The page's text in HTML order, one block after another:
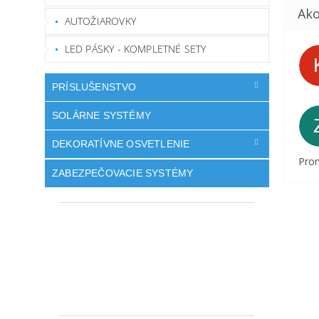
AUTOŽIAROVKY
LED PÁSKY - KOMPLETNÉ SETY
PRÍSLUŠENSTVO
SOLÁRNE SYSTÉMY
DEKORATÍVNE OSVETLENIE
ZABEZPEČOVACIE SYSTÉMY